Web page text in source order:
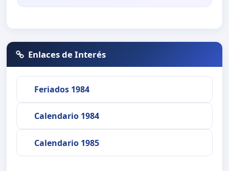
Enlaces de Interés
Feriados 1984
Calendario 1984
Calendario 1985